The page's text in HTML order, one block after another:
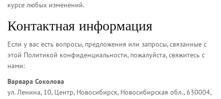
курсе любых изменений.
Контактная информация
Если у вас есть вопросы, предложения или запросы, связанные с
этой Политикой конфиденциальности, пожалуйста, свяжитесь с
нами:
Варвара Соколова
ул. Ленина, 10, Центр, Новосибирск, Новосибирская обл., 630004,